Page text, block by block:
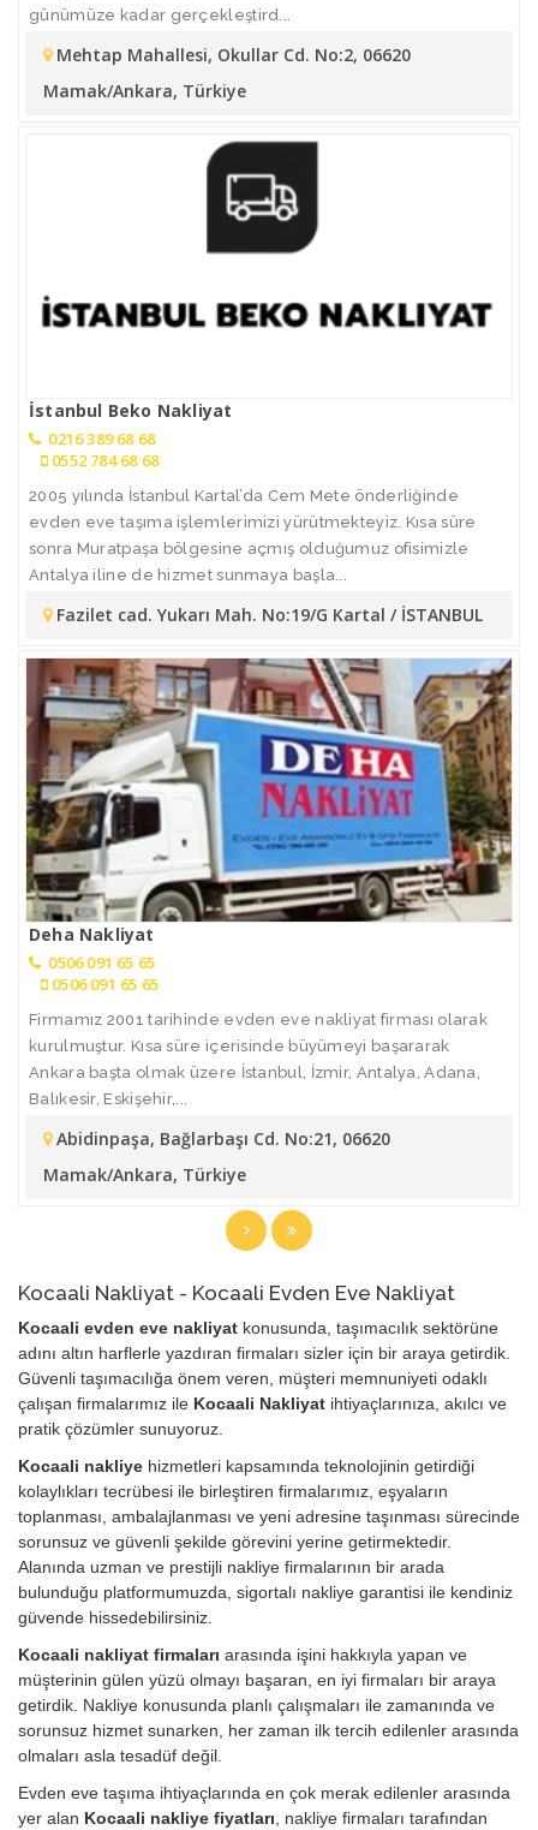
günümüze kadar gerçekleştird...
Mehtap Mahallesi, Okullar Cd. No:2, 06620
Mamak/Ankara, Türkiye
İstanbul Beko Nakliyat
0216 389 68 68
0552 784 68 68
2005 yılında İstanbul Kartal’da Cem Mete önderliğinde
evden eve taşıma işlemlerimizi yürütmekteyiz. Kısa süre
sonra Muratpaşa bölgesine açmış olduğumuz ofisimizle
Antalya iline de hizmet sunmaya başla...
Fazilet cad. Yukarı Mah. No:19/G Kartal / İSTANBUL
Deha Nakliyat
0506 091 65 65
0506 091 65 65
Firmamız 2001 tarihinde evden eve nakliyat firması olarak
kurulmuştur. Kısa süre içerisinde büyümeyi başararak
Ankara başta olmak üzere İstanbul, İzmir, Antalya, Adana,
Balıkesir, Eskişehir,...
Abidinpaşa, Bağlarbaşı Cd. No:21, 06620
Mamak/Ankara, Türkiye
Kocaali Nakliyat - Kocaali Evden Eve Nakliyat
Kocaali evden eve nakliyat konusunda, taşımacılık sektörüne
adını altın harflerle yazdıran firmaları sizler için bir araya getirdik.
Güvenli taşımacılığa önem veren, müşteri memnuniyeti odaklı
çalışan firmalarımız ile Kocaali Nakliyat ihtiyaçlarınıza, akılcı ve
pratik çözümler sunuyoruz.
Kocaali nakliye hizmetleri kapsamında teknolojinin getirdiği
kolaylıkları tecrübesi ile birleştiren firmalarımız, eşyaların
toplanması, ambalajlanması ve yeni adresine taşınması sürecinde
sorunsuz ve güvenli şekilde görevini yerine getirmektedir.
Alanında uzman ve prestijli nakliye firmalarının bir arada
bulunduğu platformumuzda, sigortalı nakliye garantisi ile kendiniz
güvende hissedebilirsiniz.
Kocaali nakliyat firmaları arasında işini hakkıyla yapan ve
müşterinin gülen yüzü olmayı başaran, en iyi firmaları bir araya
getirdik. Nakliye konusunda planlı çalışmaları ile zamanında ve
sorunsuz hizmet sunarken, her zaman ilk tercih edilenler arasında
olmaları asla tesadüf değil.
Evden eve taşıma ihtiyaçlarında en çok merak edilenler arasında
yer alan Kocaali nakliye fiyatları , nakliye firmaları tarafından